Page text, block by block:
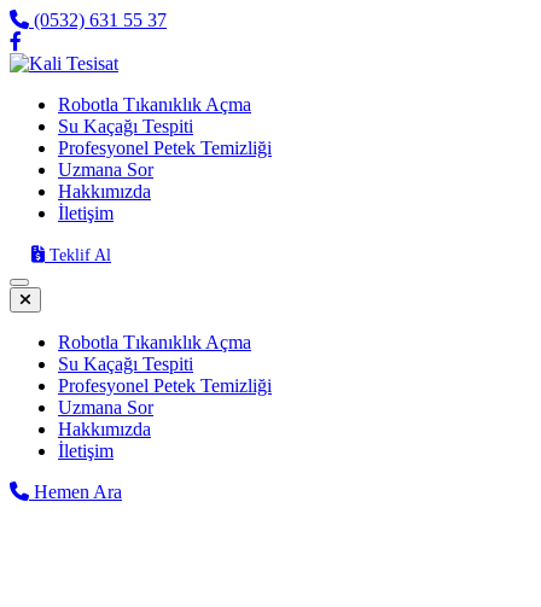
(0532) 631 55 37
Robotla Tıkanıklık Açma
Su Kaçağı Tespiti
Profesyonel Petek Temizliği
Uzmana Sor
Hakkımızda
İletişim
Teklif Al
Robotla Tıkanıklık Açma
Su Kaçağı Tespiti
Profesyonel Petek Temizliği
Uzmana Sor
Hakkımızda
İletişim
Hemen Ara